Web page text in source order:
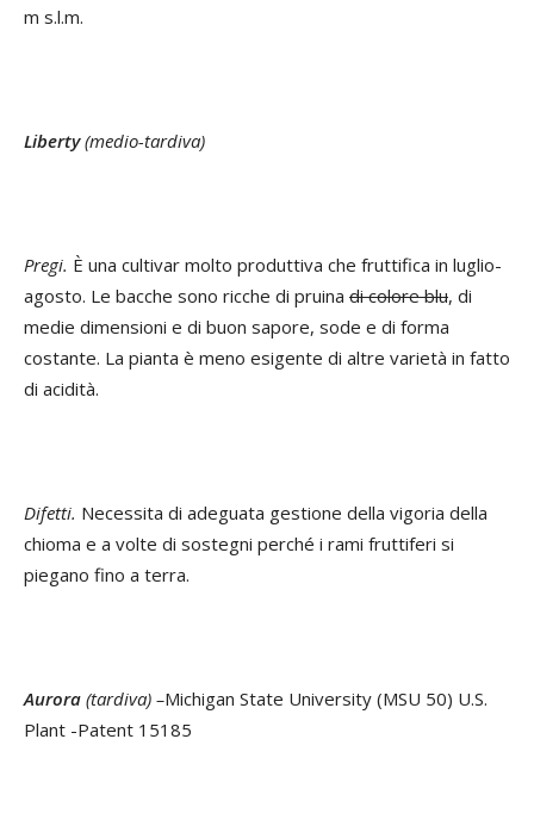
m s.l.m.
Liberty (medio-tardiva)
Pregi. È una cultivar molto produttiva che fruttifica in luglio-
agosto. Le bacche sono ricche di pruina di colore blu, di
medie dimensioni e di buon sapore, sode e di forma
costante. La pianta è meno esigente di altre varietà in fatto
di acidità.
Difetti. Necessita di adeguata gestione della vigoria della
chioma e a volte di sostegni perché i rami fruttiferi si
piegano fino a terra.
Aurora (tardiva) –Michigan State University (MSU 50) U.S.
Plant -Patent 15185